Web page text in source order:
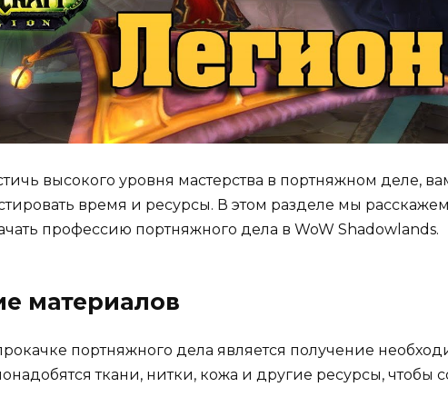
высокого уровня мастерства в портняжном деле,
время и ресурсы. В этом разделе мы
профессию портняжного дела в WoW Shadowlands.
материалов
портняжного дела является получение
ткани, нитки, кожа и другие ресурсы, чтобы